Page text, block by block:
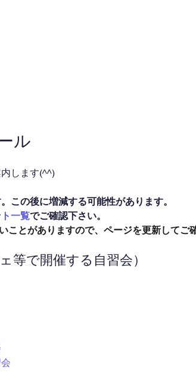
ル
します(^^)
この後に増減する可能性があります。
一覧でご確認下さい。
とがありますので、ページを更新してご
等で開催する自習会）